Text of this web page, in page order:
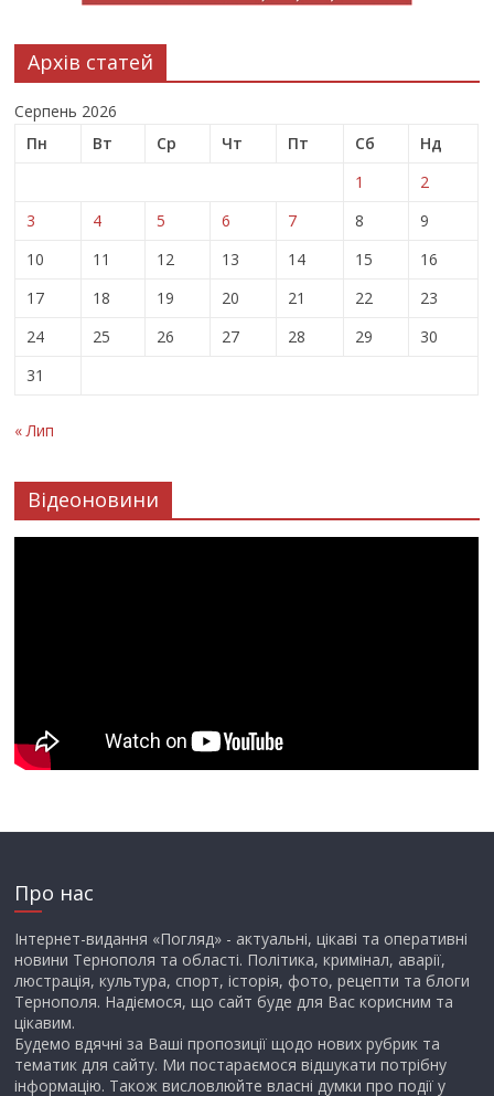
Архів статей
Серпень 2026
Пн
Вт Ср Чт Пт Сб
Нд
1
2
3
4 5 6 7 8
9
10
11 12 13 14 15
16
17
18 19 20 21 22
23
24
25 26 27 28 29
30
31
« Лип
Відеоновини
Про нас
Інтернет-видання «Погляд» - актуальні, цікаві та оперативні
новини Тернополя та області. Політика, кримінал, аварії,
люстрація, культура, спорт, історія, фото, рецепти та блоги
Тернополя. Надіємося, що сайт буде для Вас корисним та
цікавим.
Будемо вдячні за Ваші пропозиції щодо нових рубрик та
тематик для сайту. Ми постараємося відшукати потрібну
інформацію. Також висловлюйте власні думки про події у